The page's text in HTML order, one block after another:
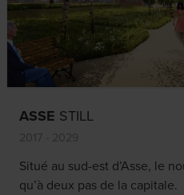
ASSE STILL
2017 - 2029
Situé au sud-est d’Asse, le
qu’à deux pas de la capitale.